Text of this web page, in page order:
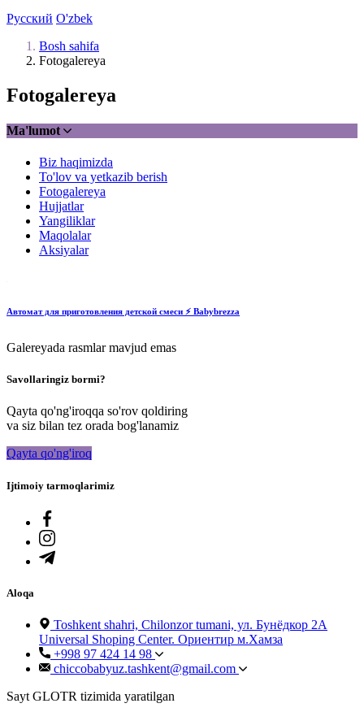
Русский O'zbek
Bosh sahifa
Fotogalereya
Fotogalereya
Ma'lumot
Biz haqimizda
To'lov va yetkazib berish
Fotogalereya
Hujjatlar
Yangiliklar
Maqolalar
Aksiyalar
Автомат для приготовления детской смеси ⚡️ Babybrezza
Galereyada rasmlar mavjud emas
Savollaringiz bormi?
Qayta qo'ng'iroqqa so'rov qoldiring
va siz bilan tez orada bog'lanamiz
Qayta qo'ng'iroq
Ijtimoiy tarmoqlarimiz
Aloqa
Toshkent shahri, Chilonzor tumani, ул. Бунёдкор 2А
Universal Shoping Center. Ориентир м.Хамза
+998 97 424 14 98
chiccobabyuz.tashkent@gmail.com
Sayt GLOTR tizimida yaratilgan